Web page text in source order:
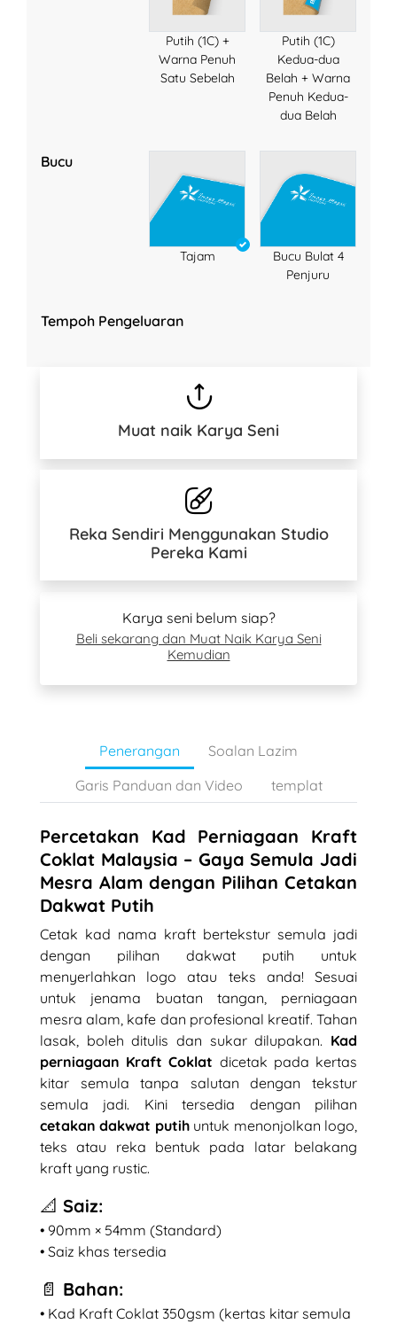
Putih (1C) +
Warna Penuh
Satu Sebelah
Putih (1C)
Kedua-dua
Belah + Warna
Penuh Kedua-
dua Belah
Bucu
Tajam
Bucu Bulat 4
Penjuru
Tempoh Pengeluaran
Muat naik Karya Seni
Reka Sendiri Menggunakan Studio
Pereka Kami
Karya seni belum siap?
Beli sekarang dan Muat Naik Karya Seni
Kemudian
Penerangan
Soalan Lazim
Garis Panduan dan Video
templat
Percetakan Kad Perniagaan Kraft
Coklat Malaysia – Gaya Semula Jadi
Mesra Alam dengan Pilihan Cetakan
Dakwat Putih
Cetak kad nama kraft bertekstur semula jadi
dengan pilihan dakwat putih untuk
menyerlahkan logo atau teks anda! Sesuai
untuk jenama buatan tangan, perniagaan
mesra alam, kafe dan profesional kreatif. Tahan
lasak, boleh ditulis dan sukar dilupakan. Kad
perniagaan Kraft Coklat dicetak pada kertas
kitar semula tanpa salutan dengan tekstur
semula jadi. Kini tersedia dengan pilihan
cetakan dakwat putihuntuk menonjolkan logo,
teks atau reka bentuk pada latar belakang
kraft yang rustic.
📐 Saiz:
• 90mm × 54mm (Standard)
• Saiz khas tersedia
📄 Bahan:
• Kad Kraft Coklat 350gsm (kertas kitar semula